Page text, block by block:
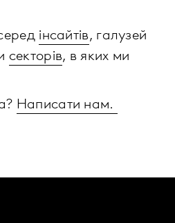
інсайтів, галузей
секторів, в яких ми
Написати нам.